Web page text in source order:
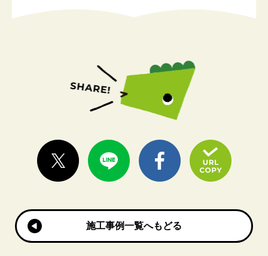
施工事例一覧へもどる
施工事例一覧へもどる